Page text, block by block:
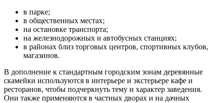
в парке;
в общественных местах;
на остановке транспорта;
на железнодорожных и автобусных станциях;
в районах близ торговых центров, спортивных клубов,
магазинов.
В дополнение к стандартным городским зонам деревянные
скамейки используются в интерьере и экстерьере кафе и
ресторанов, чтобы подчеркнуть тему и характер заведения.
Они также применяются в частных дворах и на дачных